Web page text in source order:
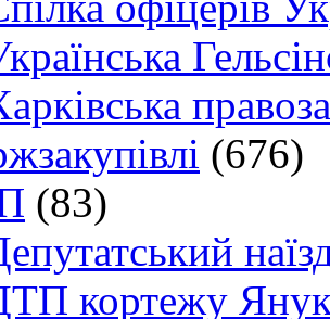
(676)
(83)
кортежу